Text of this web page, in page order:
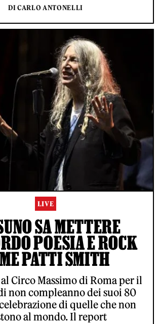
DI CARLO ANTONELLI
LIVE
SA METTERE
POESIA E ROCK
PATTI SMITH
Circo Massimo di Roma per il
non compleanno dei suoi 80
di quelle che non
al mondo. Il report